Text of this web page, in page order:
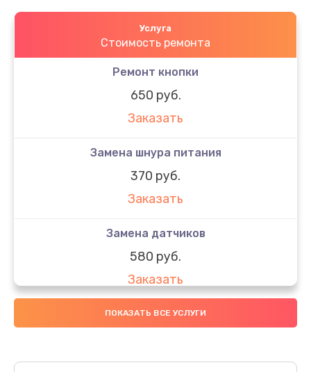
Услуга
Стоимость ремонта
Ремонт кнопки
650 руб.
Заказать
Замена шнура питания
370 руб.
Заказать
Замена датчиков
580 руб.
Заказать
Комплексная чистка
Заказать
ПОКАЗАТЬ ВСЕ УСЛУГИ